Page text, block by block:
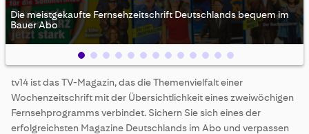
Die meistgekaufte Fernsehzeitschrift Deutschlands bequem im
Bauer Abo
to
the
beginning
of
tv14 ist das TV-Magazin, das die Themenvielfalt einer
Wochenzeitschrift mit der Übersichtlichkeit eines zweiwöchigen
Fernsehprogramms verbindet. Sichern Sie sich eines der
erfolgreichsten Magazine Deutschlands im Abo und verpassen